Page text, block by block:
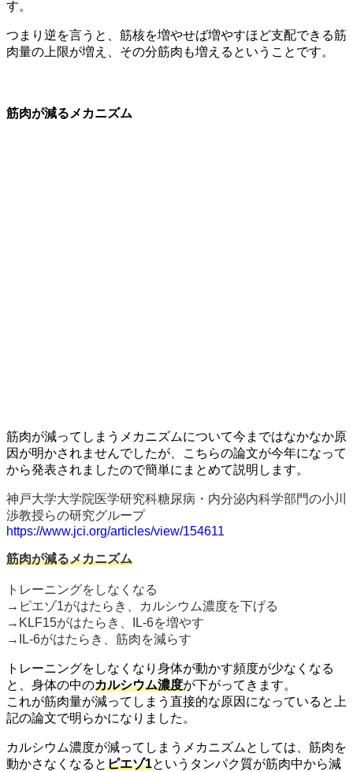
す。
つまり逆を言うと、筋核を増やせば増やすほど支配できる筋
肉量の上限が増え、その分筋肉も増えるということです。
筋肉が減るメカニズム
筋肉が減ってしまうメカニズムについて今まではなかなか原
因が明かされませんでしたが、こちらの論文が今年になって
から発表されましたので簡単にまとめて説明します。
神戸大学大学院医学研究科糖尿病・内分泌内科学部門の小川
渉教授らの研究グループ
https://www.jci.org/articles/view/154611
筋肉が減るメカニズム
トレーニングをしなくなる
→ピエゾ1がはたらき、カルシウム濃度を下げる
→KLF15がはたらき、IL-6を増やす
→IL-6がはたらき、筋肉を減らす
トレーニングをしなくなり身体が動かす頻度が少なくなる
と、身体の中のカルシウム濃度が下がってきます。
これが筋肉量が減ってしまう直接的な原因になっていると上
記の論文で明らかになりました。
カルシウム濃度が減ってしまうメカニズムとしては、筋肉を
動かさなくなるとピエゾ1というタンパク質が筋肉中から減